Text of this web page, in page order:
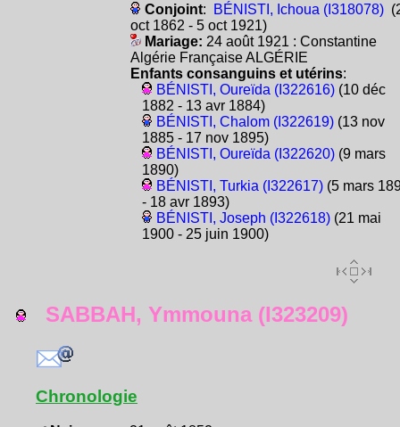
Conjoint: BÉNISTI, Ichoua (I318078)
oct 1862 - 5 oct 1921)
Mariage: 24 août 1921 : Constantine
Algérie Française ALGÉRIE
Enfants consanguins et utérins:
BÉNISTI, Oureïda (I322616)(10 déc
1882 - 13 avr 1884)
BÉNISTI, Chalom (I322619)(13 nov
1885 - 17 nov 1895)
BÉNISTI, Oureïda (I322620)(9 mars
1890)
BÉNISTI, Turkia (I322617)(5 mars
- 18 avr 1893)
BÉNISTI, Joseph (I322618)(21 mai
1900 - 25 juin 1900)
SABBAH, Ymmouna (I323209)
Chronologie